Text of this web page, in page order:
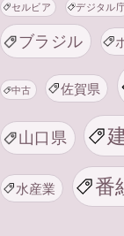
セルビア デジタル
ブラジル
中古 佐賀県
山口県
水産業 番